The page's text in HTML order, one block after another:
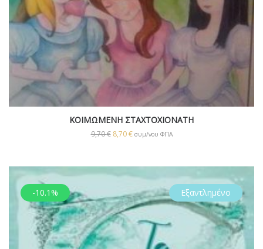
ΚΟΙΜΩΜΕΝΗ ΣΤΑΧΤΟΧΙΟΝΑΤΗ
9,70€ 8,70€ συμ/νου ΦΠΑ
-10.1% Εξαντλημένο